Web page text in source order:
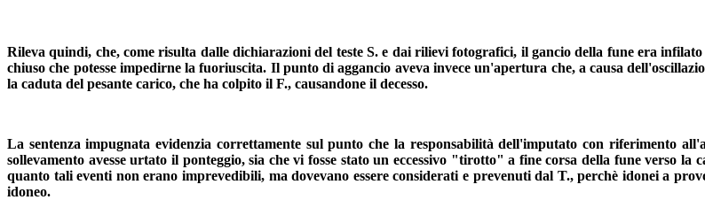
Rileva quindi, che, come risulta dalle dichiarazioni del teste S. e dai rilievi fotografici, il gancio della fune era
chiuso che potesse impedirne la fuoriuscita. Il punto di aggancio aveva invece un'apertura che, a causa
la caduta del pesante carico, che ha colpito il F., causandone il decesso.
La sentenza impugnata evidenzia correttamente sul punto che la responsabilità dell'imputato con riferimento
sollevamento avesse urtato il ponteggio, sia che vi fosse stato un eccessivo "tirotto" a fine corsa della fune verso
quanto tali eventi non erano imprevedibili, ma dovevano essere considerati e prevenuti dal T., perchè idonei a
idoneo.